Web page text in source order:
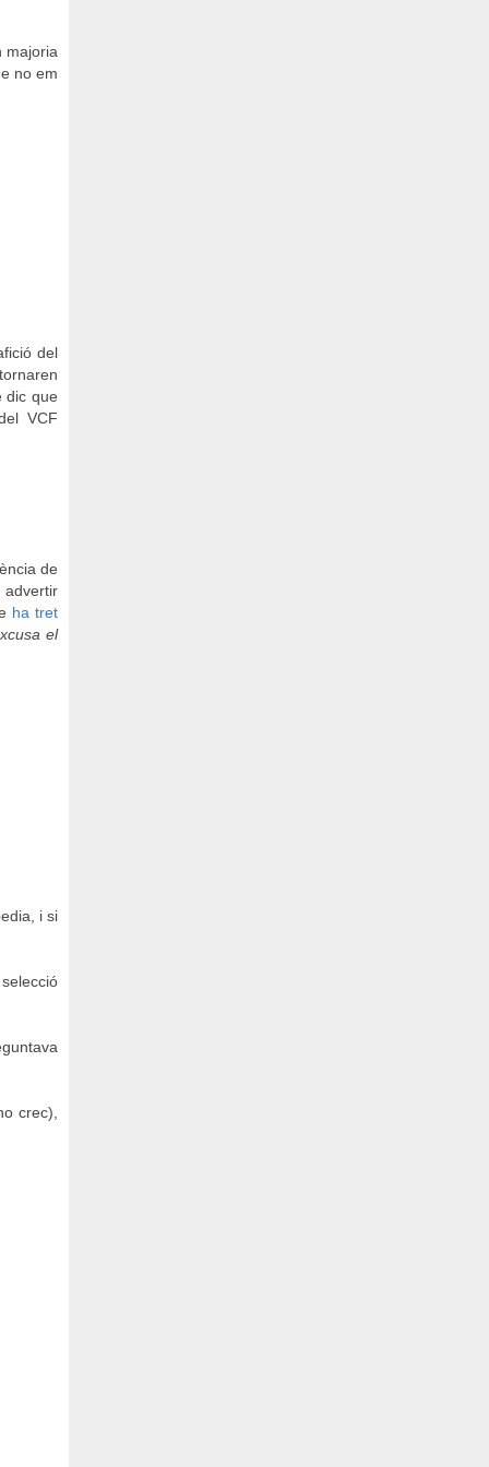
majoria
no em
del
dic que
VCF
de
advertir
ha tret
el
i si
crec),